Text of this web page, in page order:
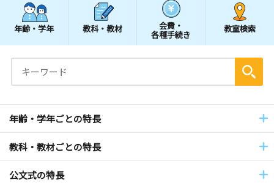
年齢・学年 教科・教材 会費・
各種手続き
教室検索
年齢・学年ごとの特長
教科・教材ごとの特長
公文式の特長